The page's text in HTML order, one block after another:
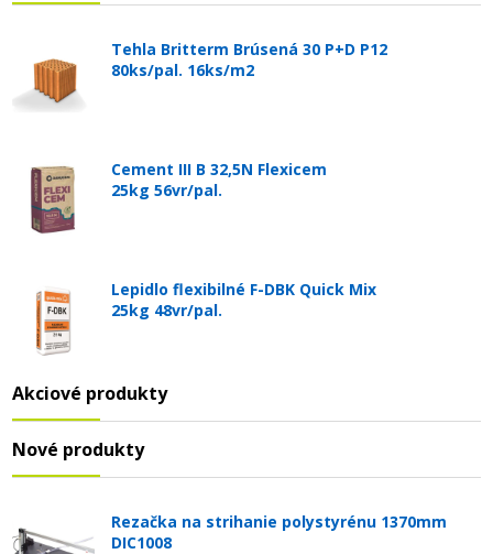
Tehla Britterm Brúsená 30 P+D P12
80ks/pal. 16ks/m2
Cement III B 32,5N Flexicem
25kg 56vr/pal.
Lepidlo flexibilné F-DBK Quick Mix
25kg 48vr/pal.
Akciové produkty
Nové produkty
Rezačka na strihanie polystyrénu 1370mm
DIC1008